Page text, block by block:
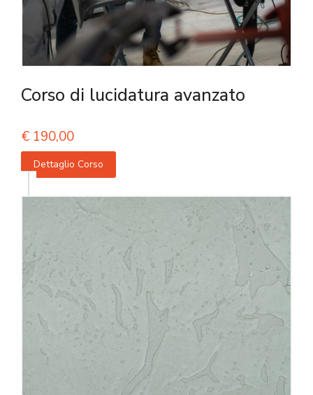
Corso di lucidatura avanzato
€ 190,00
Dettaglio Corso